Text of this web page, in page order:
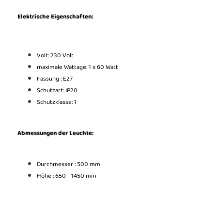
Elektrische Eigenschaften:
Volt: 230 Volt
maximale Wattage: 1 x 60 Watt
Fassung : E27
Schutzart: IP20
Schutzklasse: 1
Abmessungen der Leuchte:
Durchmesser : 500 mm
Höhe : 650 - 1450 mm